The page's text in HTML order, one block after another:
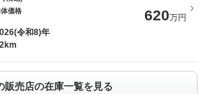
価格
620万円
令和8)年
販売店の在庫一覧を見る